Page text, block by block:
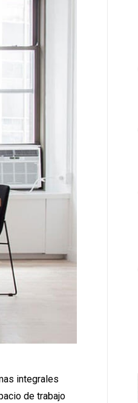
integrales
de trabajo